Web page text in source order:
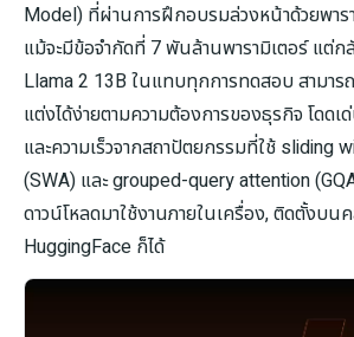
Model) ที่ผ่านการฝึกอบรมล่วงหน้าด้วยพาร
แม้จะมีข้อจำกัดที่ 7 พันล้านพารามิเตอร์ แต่ก
Llama 2 13B ในแทบทุกการทดสอบ สามาร
แต่งได้ง่ายตามความต้องการของธุรกิจ โดด
และความเร็วจากสถาปัตยกรรมที่ใช้ sliding
(SWA) และ grouped-query attention
ดาวน์โหลดมาใช้งานภายในเครื่อง, ติดตั้งบน
HuggingFace ก็ได้